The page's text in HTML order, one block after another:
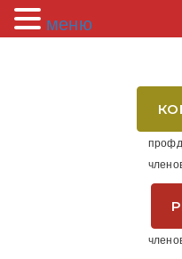
меню